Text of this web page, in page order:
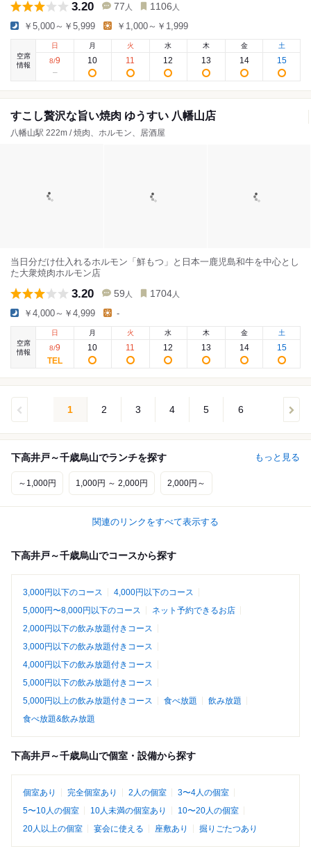
3.20 77 人 1106 人
￥5,000～￥5,999 ￥1,000～￥1,999
空席
情報
日
8/9
月
10
火
11
水
12
木
13
金
14
土
15
すこし贅沢な旨い焼肉 ゆうすい 八幡山店
八幡山駅 222m / 焼肉、ホルモン、居酒屋
当日分だけ仕入れるホルモン「鮮もつ」と日本一鹿児島和牛を中心とし
た大衆焼肉ホルモン店
3.20 59 人 1704 人
￥4,000～￥4,999 -
空席
情報
日
8/9
月
10
火
11
水
12
木
13
金
14
土
15
1 2 3 4 5 6
下高井戸～千歳烏山でランチを探す もっと見る
～1,000円 1,000円 ～ 2,000円 2,000円～
関連のリンクをすべて表示する
下高井戸～千歳烏山でコースから探す
3,000円以下のコース
4,000円以下のコース
5,000円〜8,000円以下のコース
ネット予約できるお店
2,000円以下の飲み放題付きコース
3,000円以下の飲み放題付きコース
4,000円以下の飲み放題付きコース
5,000円以下の飲み放題付きコース
5,000円以上の飲み放題付きコース
食べ放題
飲み放題
食べ放題&飲み放題
下高井戸～千歳烏山で個室・設備から探す
個室あり 完全個室あり 2人の個室
3〜4人の個室
5〜10人の個室
10人未満の個室あり
10〜20人の個室
20人以上の個室
宴会に使える 座敷あり 掘りごたつあり